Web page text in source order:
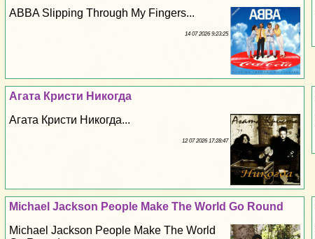
ABBA Slipping Through My Fingers...
14 07 2026 9:23:25
Агата Кристи Никогда
Агата Кристи Никогда...
12 07 2026 17:28:47
Michael Jackson People Make The World Go Round
Michael Jackson People Make The World